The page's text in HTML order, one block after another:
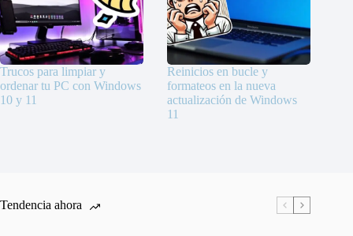
Trucos para limpiar y
ordenar tu PC con Windows
10 y 11
Reinicios en bucle y
formateos en la nueva
actualización de Windows
11
Tendencia ahora